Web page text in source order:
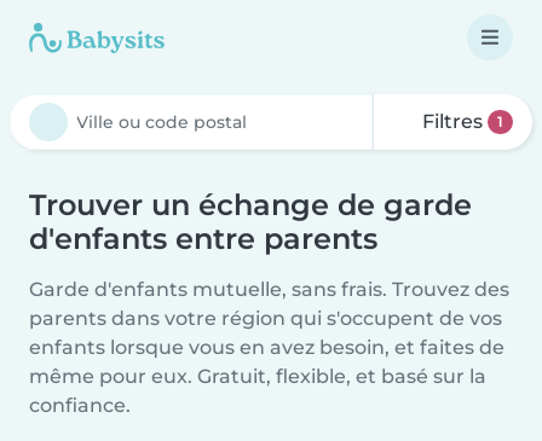
Filtres 1
Trouver un échange de garde
d'enfants entre parents
Garde d'enfants mutuelle, sans frais. Trouvez des
parents dans votre région qui s'occupent de vos
enfants lorsque vous en avez besoin, et faites de
même pour eux. Gratuit, flexible, et basé sur la
confiance.